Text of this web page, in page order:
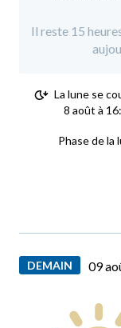
Il reste 15
La lune se
8 août à
Phase de la
DEMAIN 09